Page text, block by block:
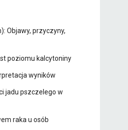
Objawy, przyczyny,
poziomu kalcytoniny
wyników
jadu pszczelego w
raka u osób